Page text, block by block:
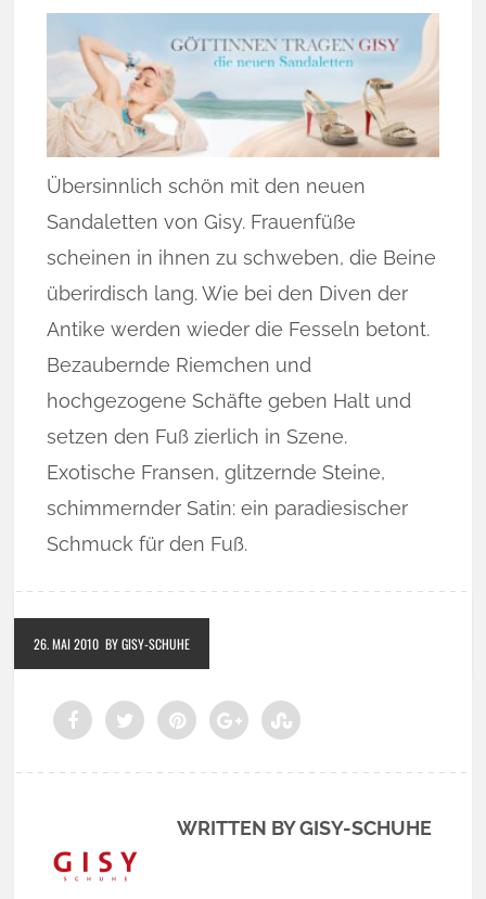
Übersinnlich schön mit den neuen
Sandaletten von Gisy. Frauenfüße
scheinen in ihnen zu schweben, die Beine
überirdisch lang. Wie bei den Diven der
Antike werden wieder die Fesseln betont.
Bezaubernde Riemchen und
hochgezogene Schäfte geben Halt und
setzen den Fuß zierlich in Szene.
Exotische Fransen, glitzernde Steine,
schimmernder Satin: ein paradiesischer
Schmuck für den Fuß.
26. MAI 2010 BY GISY-SCHUHE
WRITTEN BY GISY-SCHUHE